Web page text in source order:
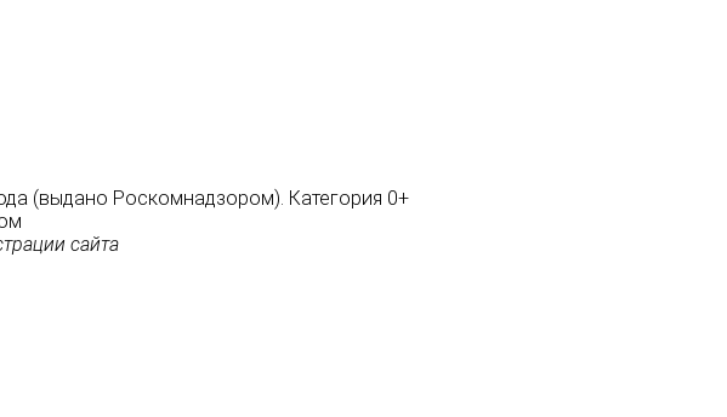
(выдано Роскомнадзором). Категория 0+
сайта